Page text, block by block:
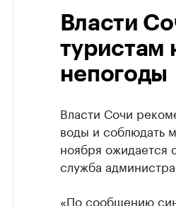
Власти
туристам
непогоды
Власти Сочи
воды и соблюдать
ноября ожидается
служба
«По сообщению